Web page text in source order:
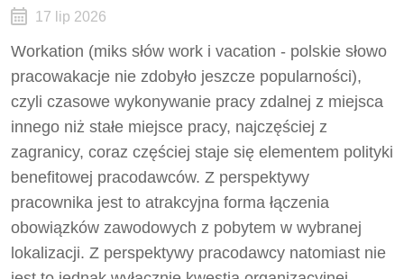
17 lip 2026
Workation (miks słów work i vacation - polskie słowo
pracowakacje nie zdobyło jeszcze popularności),
czyli czasowe wykonywanie pracy zdalnej z miejsca
innego niż stałe miejsce pracy, najczęściej z
zagranicy, coraz częściej staje się elementem polityki
benefitowej pracodawców. Z perspektywy
pracownika jest to atrakcyjna forma łączenia
obowiązków zawodowych z pobytem w wybranej
lokalizacji. Z perspektywy pracodawcy natomiast nie